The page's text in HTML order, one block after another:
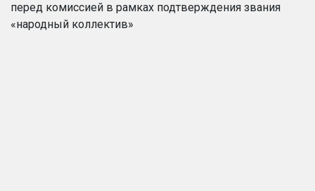
перед комиссией в рамках подтверждения звания
«народный коллектив»